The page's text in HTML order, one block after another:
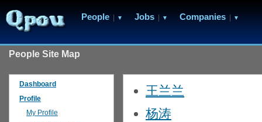
People ▼ Jobs ▼ Companies ▼
People Site Map
王兰兰
杨涛
Dashboard
Profile
My Profile